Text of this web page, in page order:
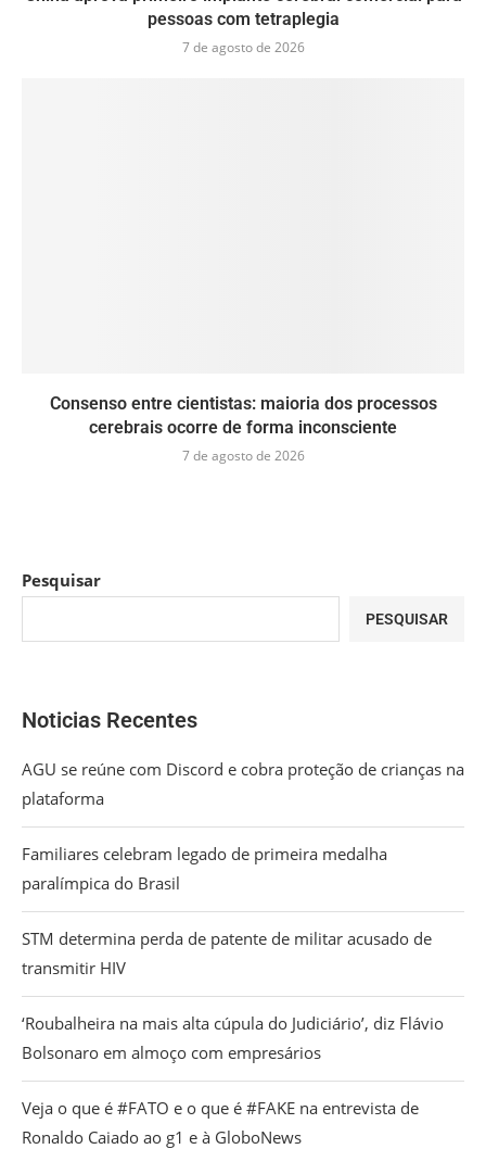
pessoas com tetraplegia
7 de agosto de 2026
Consenso entre cientistas: maioria dos processos
cerebrais ocorre de forma inconsciente
7 de agosto de 2026
Pesquisar
PESQUISAR
Noticias Recentes
AGU se reúne com Discord e cobra proteção de crianças na
plataforma
Familiares celebram legado de primeira medalha
paralímpica do Brasil
STM determina perda de patente de militar acusado de
transmitir HIV
‘Roubalheira na mais alta cúpula do Judiciário’, diz Flávio
Bolsonaro em almoço com empresários
Veja o que é #FATO e o que é #FAKE na entrevista de
Ronaldo Caiado ao g1 e à GloboNews